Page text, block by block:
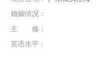
婚姻情况：
主 修：
英语水平：